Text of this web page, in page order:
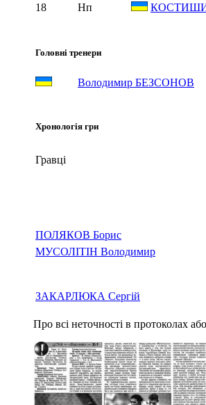
18
Нп
Головні тренери
Володимир БЕЗСОНОВ
Хронологія гри
Гравці
ПОЛЯКОВ Борис
МУСОЛІТІН Володимир
ЗАКАРЛЮКА Сергій
Про всі неточності в протоколах